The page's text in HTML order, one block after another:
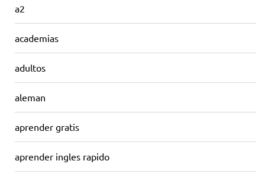
a2
academias
adultos
aleman
aprender gratis
aprender ingles rapido